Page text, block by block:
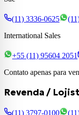
(11) 3336-0625
International Sales
+55 (11) 95604 2051
Contato apenas para
Revenda /
(11) 3797-0100